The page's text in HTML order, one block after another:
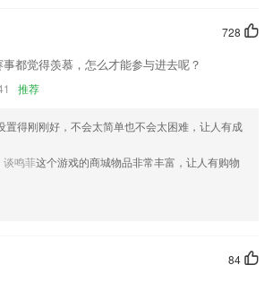
持 SRT 推流及拉流。
查看隐私政策和管理你的个性化推荐内容
下载的介绍，如果您喜欢这款软件，您可以到
，说出您的使用经历，以帮助我们更好的对产品进
728
都觉得羡慕，怎么才能参与进去呢？
推荐
置得刚刚好，不会太简单也不会太困难，让人有成
鸣菲这个游戏的商城物品非常丰富，让人有购物
84